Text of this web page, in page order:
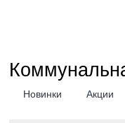
Новинки Акции